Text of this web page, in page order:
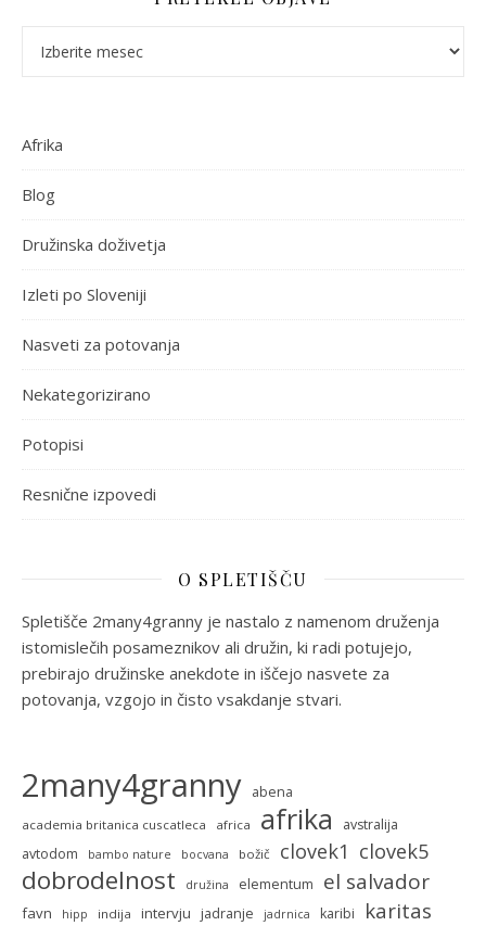
Afrika
Blog
Družinska doživetja
Izleti po Sloveniji
Nasveti za potovanja
Nekategorizirano
Potopisi
Resnične izpovedi
O SPLETIŠČU
Spletišče 2many4granny je nastalo z namenom druženja
istomislečih posameznikov ali družin, ki radi potujejo,
prebirajo družinske anekdote in iščejo nasvete za
potovanja, vzgojo in čisto vsakdanje stvari.
2many4granny abena
academia britanica cuscatleca africa afrika
avstralija
avtodom
bambo nature bocvana božič clovek1 clovek5
dobrodelnost družina elementum el salvador
favn hipp indija intervju jadranje jadrnica karibi karitas